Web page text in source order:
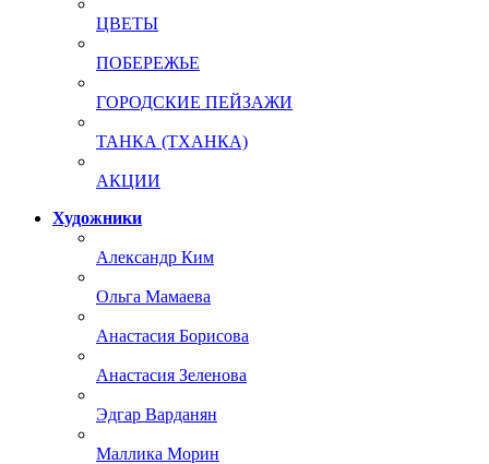
ЦВЕТЫ
ПОБЕРЕЖЬЕ
ГОРОДСКИЕ ПЕЙЗАЖИ
ТАНКА (ТХАНКА)
АКЦИИ
Художники
Александр Ким
Ольга Мамаева
Анастасия Борисова
Анастасия Зеленова
Эдгар Варданян
Маллика Морин